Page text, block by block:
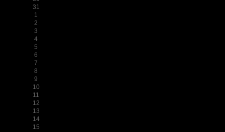
31
1
2
3
4
5
6
7
8
9
10
11
12
13
14
15